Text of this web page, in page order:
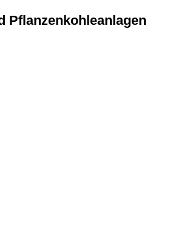
Pflanzenkohleanlagen